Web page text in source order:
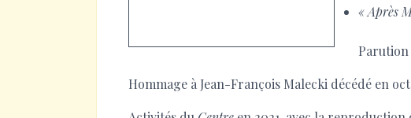
« Après
Parution
Hommage à Jean-François Malecki décédé en